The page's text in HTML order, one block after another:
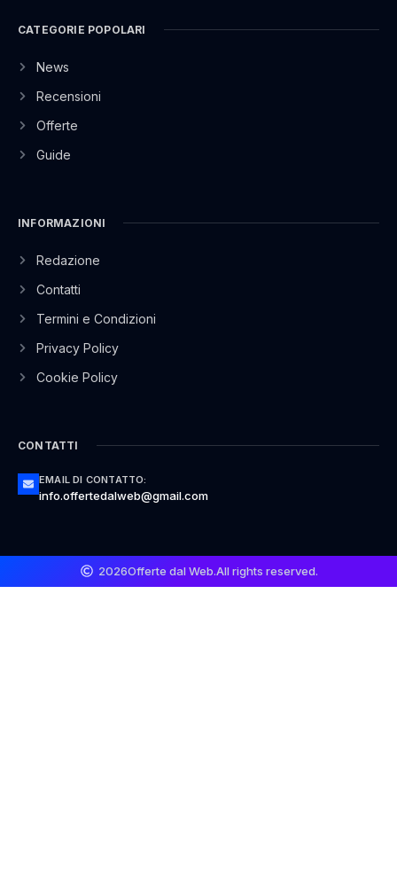
CATEGORIE POPOLARI
News
Recensioni
Offerte
Guide
INFORMAZIONI
Redazione
Contatti
Termini e Condizioni
Privacy Policy
Cookie Policy
CONTATTI
EMAIL DI CONTATTO:
info.offertedalweb@gmail.com
2026Offerte dal Web.All rights reserved.